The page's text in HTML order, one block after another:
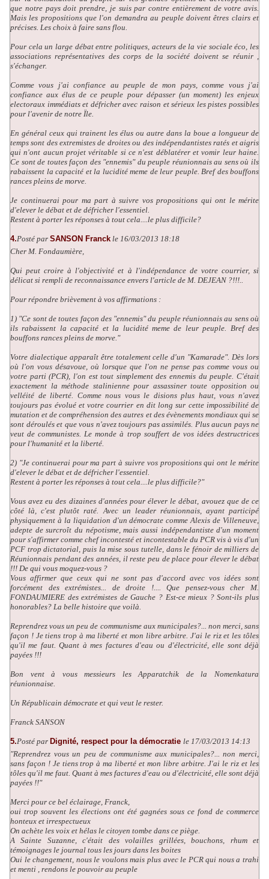
que notre pays doit prendre, je suis par contre entièrement de votre avis.
Mais les propositions que l'on demandra au peuple doivent êtres clairs et
précises. Les choix à faire sans flou.
Pour cela un large débat entre politiques, acteurs de la vie sociale éco, les
associations représentatives des corps de la société doivent se réunir ,
s'échanger.
Comme vous j'ai confiance au peuple de mon pays, comme vous j'ai
confiance aux élus de ce peuple pour dépasser (un moment) les enjeux
electoraux immédiats et défricher avec raison et sérieux les pistes possibles
pour l'avenir de notre Ïle.
En général ceux qui trainent les élus ou autre dans la boue a longueur de
temps sont des extremistes de droites ou des indépendantistes ratés et aigris
qui n'ont aucun projet véritable si ce n'est déblatérer et vomir leur haine.
Ce sont de toutes façon des "ennemis" du peuple réunionnais au sens où ils
rabaissent la capacité et la lucidité meme de leur peuple. Bref des bouffons
rances pleins de morve.
Je continuerai pour ma part à suivre vos propositions qui ont le mérite
d'elever le débat et de défricher l'essentiel.
Restent à porter les réponses à tout cela....le plus difficile?
4.Posté par SANSON Franck le 16/03/2013 18:18
Cher M. Fondaumière,
Qui peut croire à l'objectivité et à l'indépendance de votre courrier, si
délicat si rempli de reconnaissance envers l'article de M. DEJEAN ?!!!..
Pour répondre brièvement à vos affirmations :
1) "Ce sont de toutes façon des "ennemis" du peuple réunionnais au sens où
ils rabaissent la capacité et la lucidité meme de leur peuple. Bref des
bouffons rances pleins de morve."
Votre dialectique apparaît être totalement celle d'un "Kamarade". Dès lors
où l'on vous désavoue, où lorsque que l'on ne pense pas comme vous ou
votre parti (PCR), l'on est tout simplement des ennemis du peuple. C'était
exactement la méthode stalinienne pour assassiner toute opposition ou
velléité de liberté. Comme nous vous le disions plus haut, vous n'avez
toujours pas évolué et votre courrier en dit long sur cette impossibilité de
mutation et de compréhension des autres et des évènements mondiaux qui se
sont déroulés et que vous n'avez toujours pas assimilés. Plus aucun pays ne
veut de communistes. Le monde à trop souffert de vos idées destructrices
pour l'humanité et la liberté.
2) "Je continuerai pour ma part à suivre vos propositions qui ont le mérite
d'elever le débat et de défricher l'essentiel.
Restent à porter les réponses à tout cela....le plus difficile?"
Vous avez eu des dizaines d'années pour élever le débat, avouez que de ce
côté là, c'est plutôt raté. Avec un leader réunionnais, ayant participé
physiquement à la liquidation d'un démocrate comme Alexis de Villeneuve,
adepte de surcroît du népotisme, mais aussi indépendantiste d'un moment
pour s'affirmer comme chef incontesté et incontestable du PCR vis à vis d'un
PCF trop dictatorial, puis la mise sous tutelle, dans le fénoir de milliers de
Réunionnais pendant des années, il reste peu de place pour élever le débat
!!! De qui vous moquez-vous ?
Vous affirmer que ceux qui ne sont pas d'accord avec vos idées sont
forcément des extrémistes... de droite !.... Que pensez-vous cher M.
FONDAUMIERE des extrémistes de Gauche ? Est-ce mieux ? Sont-ils plus
honorables? La belle histoire que voilà.
Reprendrez vous un peu de communisme aux municipales?... non merci, sans
façon ! Je tiens trop à ma liberté et mon libre arbitre. J'ai le riz et les tôles
qu'il me faut. Quant à mes factures d'eau ou d'électricité, elle sont déjà
payées !!!
Bon vent à vous messieurs les Apparatchik de la Nomenkatura
réunionnaise.
Un Républicain démocrate et qui veut le rester.
Franck SANSON
5.Posté par Dignité, respect pour la démocratie le 17/03/2013 14:13
"Reprendrez vous un peu de communisme aux municipales?... non merci,
sans façon ! Je tiens trop à ma liberté et mon libre arbitre. J'ai le riz et les
tôles qu'il me faut. Quant à mes factures d'eau ou d'électricité, elle sont déjà
payées !!"
Merci pour ce bel éclairage, Franck,
oui trop souvent les élections ont été gagnées sous ce fond de commerce
honteux et irrespectueux
On achète les voix et hélas le citoyen tombe dans ce piège.
A Sainte Suzanne, c'était des volailles grillées, bouchons, rhum et
témoignages le journal tous les jours dans les boites
Oui le changement, nous le voulons mais plus avec le PCR qui nous a trahi
et menti , rendons le pouvoir au peuple